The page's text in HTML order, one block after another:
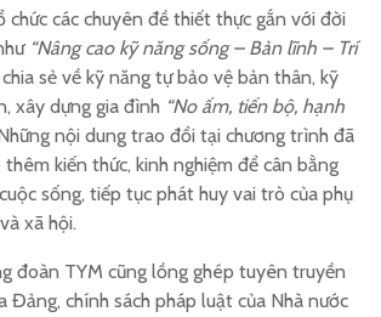
chức các chuyên đề thiết thực gắn với đời
“Nâng cao kỹ năng sống – Bản lĩnh – Trí
chia sẻ về kỹ năng tự bảo vệ bản thân, kỹ
xây dựng gia đình “No ấm, tiến bộ, hạnh
nội dung trao đổi tại chương trình đã
kiến thức, kinh nghiệm để cân bằng
sống, tiếp tục phát huy vai trò của phụ
xã hội.
đoàn TYM cũng lồng ghép tuyên truyền
Đảng, chính sách pháp luật của Nhà nước